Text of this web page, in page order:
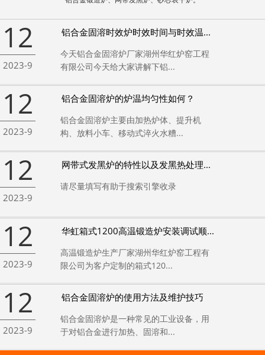
12
2023-9
铝合金固溶时效炉时效时间与时效温...
今天铝合金固溶炉厂家湖州华红炉窑工程
有限公司今天给大家讲解下铝...
12
2023-9
铝合金固溶炉的炉温均匀性如何？
铝合金固溶炉主要由加热炉体、提升机
构、放料小车、移动式淬火水糟...
12
2023-9
网带式发黑炉的特性以及发黑热处理...
请尽量填写有助于搜索引擎收录
12
2023-9
华虹箱式1200高温锻造炉安装调试顺...
高温锻造炉生产厂家湖州华红炉窑工程有
限公司为客户定制的箱式120...
12
2023-9
铝合金固溶炉的使用方法及维护技巧
铝合金固溶炉是一种常见的工业设备，用
于对铝合金进行加热、固溶和...